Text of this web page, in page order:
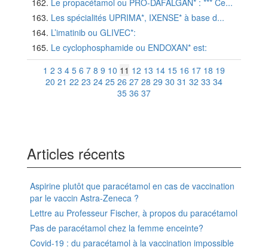
Le propacétamol ou PRO-DAFALGAN* : *** Ce...
Les spécialités UPRIMA*, IXENSE* à base d...
L’imatinib ou GLIVEC*:
Le cyclophosphamide ou ENDOXAN* est:
1 2 3 4 5 6 7 8 9 10 11 12 13 14 15 16 17 18 19
20 21 22 23 24 25 26 27 28 29 30 31 32 33 34
35 36 37
Articles récents
Aspirine plutôt que paracétamol en cas de vaccination
par le vaccin Astra-Zeneca ?
Lettre au Professeur Fischer, à propos du paracétamol
Pas de paracétamol chez la femme enceinte?
Covid-19 : du paracétamol à la vaccination impossible